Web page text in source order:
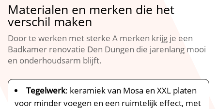
Materialen en merken die het
verschil maken
Door te werken met sterke A merken krijg je een
Badkamer renovatie Den Dungen die jarenlang mooi
en onderhoudsarm blijft.​
Tegelwerk: keramiek van Mosa en XXL platen
voor minder voegen en een ruimtelijk effect, met